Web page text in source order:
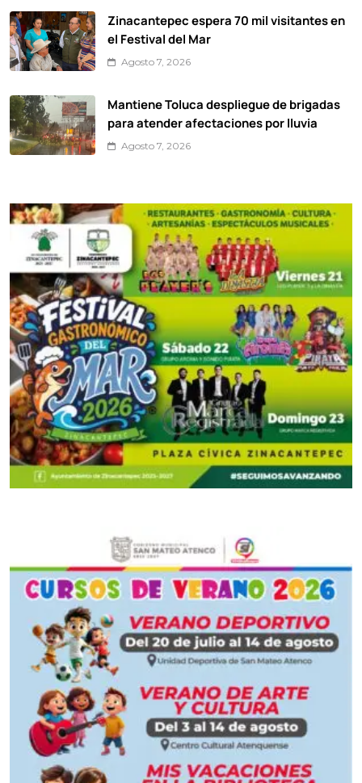
Zinacantepec espera 70 mil visitantes en
el Festival del Mar
Agosto 7, 2026
Mantiene Toluca despliegue de brigadas
para atender afectaciones por lluvia
Agosto 7, 2026